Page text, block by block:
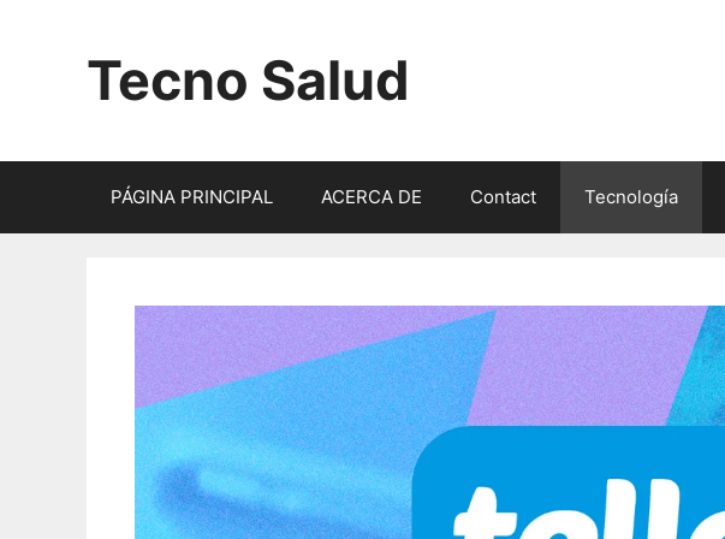
contenidoTecno Salud
PÁGINA PRINCIPAL ACERCA DE Contact Tecnología